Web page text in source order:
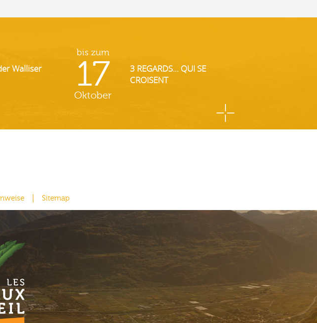
Walliser
bis zum
17
Oktober
3 REGARDS... QUI SE
CROISENT
Sitemap